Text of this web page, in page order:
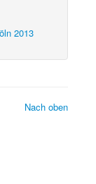
2013
Nach oben